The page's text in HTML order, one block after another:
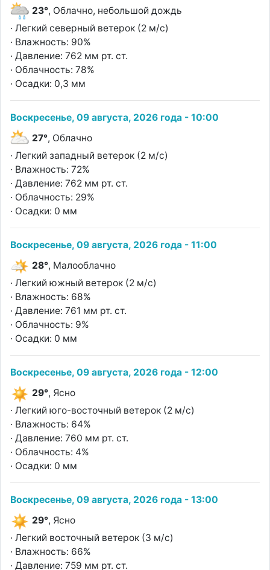
23°, Облачно, небольшой дождь
· Легкий северный ветерок (2 м/с)
· Влажность: 90%
· Давление: 762 мм рт. ст.
· Облачность: 78%
· Осадки: 0,3 мм
Воскресенье, 09 августа, 2026 года - 10:00
27°, Облачно
· Легкий западный ветерок (2 м/с)
· Влажность: 72%
· Давление: 762 мм рт. ст.
· Облачность: 29%
· Осадки: 0 мм
Воскресенье, 09 августа, 2026 года - 11:00
28°, Малооблачно
· Легкий южный ветерок (2 м/с)
· Влажность: 68%
· Давление: 761 мм рт. ст.
· Облачность: 9%
· Осадки: 0 мм
Воскресенье, 09 августа, 2026 года - 12:00
29°, Ясно
· Легкий юго-восточный ветерок (2 м/с)
· Влажность: 64%
· Давление: 760 мм рт. ст.
· Облачность: 4%
· Осадки: 0 мм
Воскресенье, 09 августа, 2026 года - 13:00
29°, Ясно
· Легкий восточный ветерок (3 м/с)
· Влажность: 66%
· Давление: 759 мм рт. ст.